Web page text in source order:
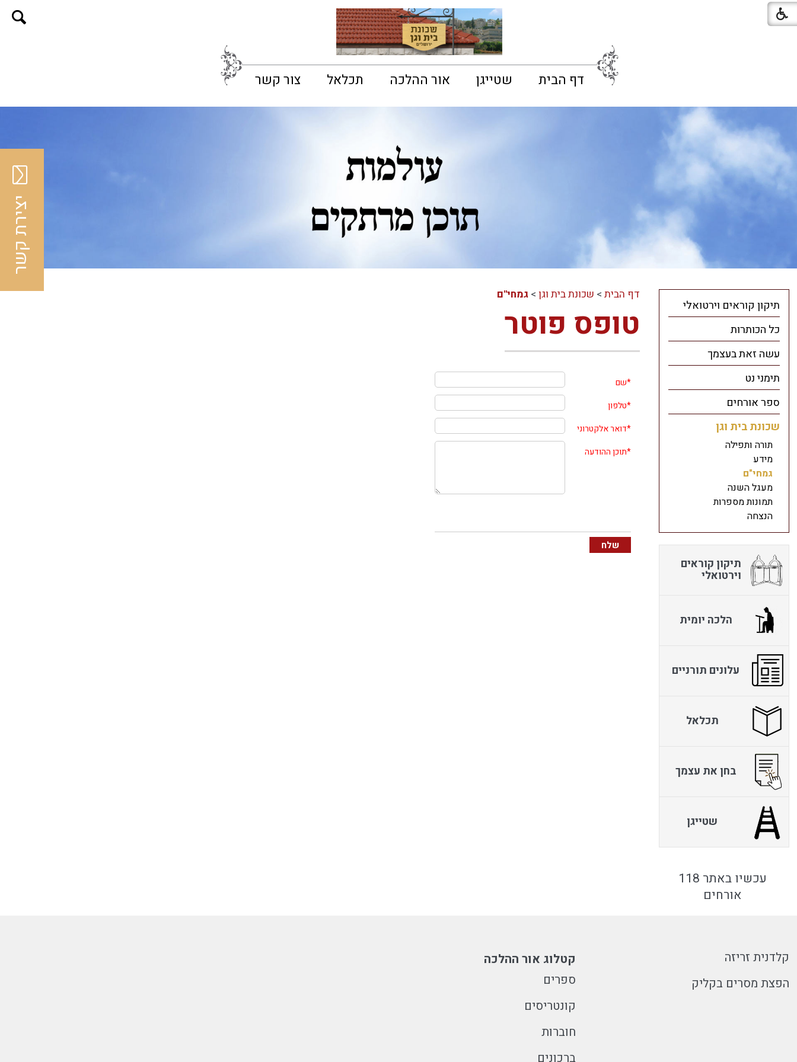
דף הבית שטייגן אור ההלכה תכלאל צור קשר
דף הבית> שכונת בית וגן> גמחי"ם
טופס פוטר
*שם
*טלפון
*דואר אלקטרוני
*תוכן ההודעה
תיקון קוראים וירטואלי
כל הכותרות
עשה זאת בעצמך
תימני נט
ספר אורחים
שכונת בית וגן
תורה ותפילה
מידע
גמחי"ם
מעגל השנה
תמונות מספרות
הנצחה
תיקון קוראים
וירטואלי
הלכה יומית
עלונים תורניים
תכלאל
בחן את עצמך
שטייגן
עכשיו באתר 118
אורחים
קלדנית זריזה
הפצת מסרים בקליק
קטלוג אור ההלכה
ספרים
קונטריסים
חוברות
ברכונים
יצירת קשר